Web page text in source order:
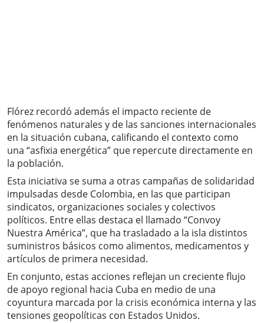
Flórez recordó además el impacto reciente de
fenómenos naturales y de las sanciones internacionales
en la situación cubana, calificando el contexto como
una “asfixia energética” que repercute directamente en
la población.
Esta iniciativa se suma a otras campañas de solidaridad
impulsadas desde Colombia, en las que participan
sindicatos, organizaciones sociales y colectivos
políticos. Entre ellas destaca el llamado “Convoy
Nuestra América”, que ha trasladado a la isla distintos
suministros básicos como alimentos, medicamentos y
artículos de primera necesidad.
En conjunto, estas acciones reflejan un creciente flujo
de apoyo regional hacia Cuba en medio de una
coyuntura marcada por la crisis económica interna y las
tensiones geopolíticas con Estados Unidos.